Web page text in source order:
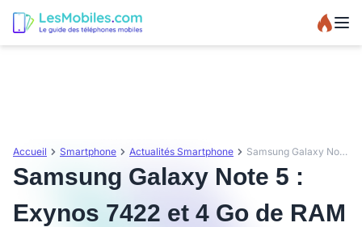
Accueil Smartphone Actualités Smartphone Samsung Galaxy Note 5 : Exynos 7422 et 4 Go de RAM confirmés ?
Samsung Galaxy Note 5 :
Exynos 7422 et 4 Go de RAM